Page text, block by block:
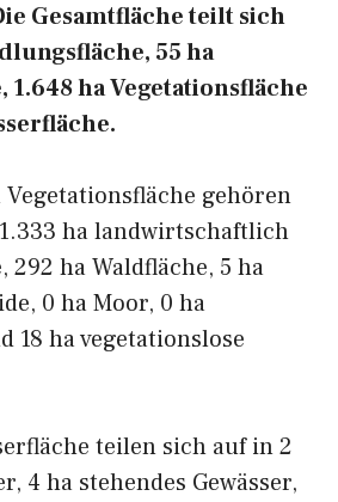
Gesamtfläche teilt sich
55 ha
ha Vegetationsfläche
Vegetationsfläche gehören
ha landwirtschaftlich
292 ha Waldfläche, 5 ha
0 ha Moor, 0 ha
18 ha vegetationslose
teilen sich auf in 2
4 ha stehendes Gewässer,